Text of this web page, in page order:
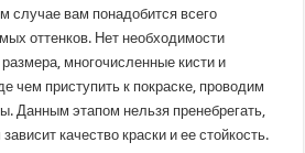
случае вам понадобится всего
оттенков. Нет необходимости
размера, многочисленные кисти и
чем приступить к покраске, проводим
Данным этапом нельзя пренебрегать,
качество краски и ее стойкость.